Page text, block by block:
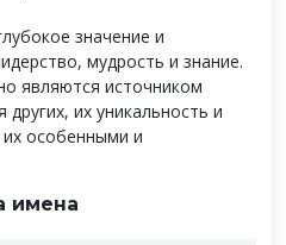
значение и
мудрость и знание.
являются источником
их уникальность и
особенными и
имена